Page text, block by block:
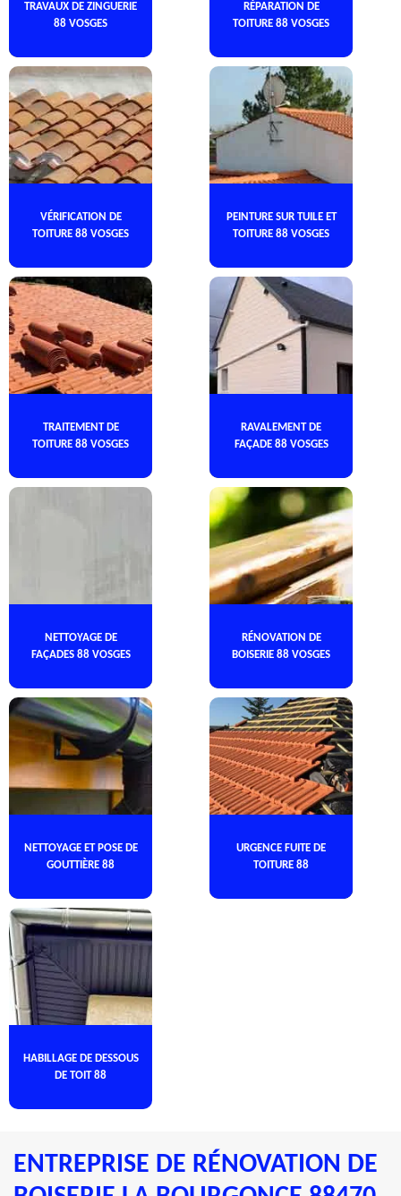
TRAVAUX DE ZINGUERIE
88 VOSGES
RÉPARATION DE
TOITURE 88 VOSGES
VÉRIFICATION DE
TOITURE 88 VOSGES
PEINTURE SUR TUILE ET
TOITURE 88 VOSGES
TRAITEMENT DE
TOITURE 88 VOSGES
RAVALEMENT DE
FAÇADE 88 VOSGES
NETTOYAGE DE
FAÇADES 88 VOSGES
RÉNOVATION DE
BOISERIE 88 VOSGES
NETTOYAGE ET POSE DE
GOUTTIÈRE 88
URGENCE FUITE DE
TOITURE 88
HABILLAGE DE DESSOUS
DE TOIT 88
ENTREPRISE DE RÉNOVATION DE